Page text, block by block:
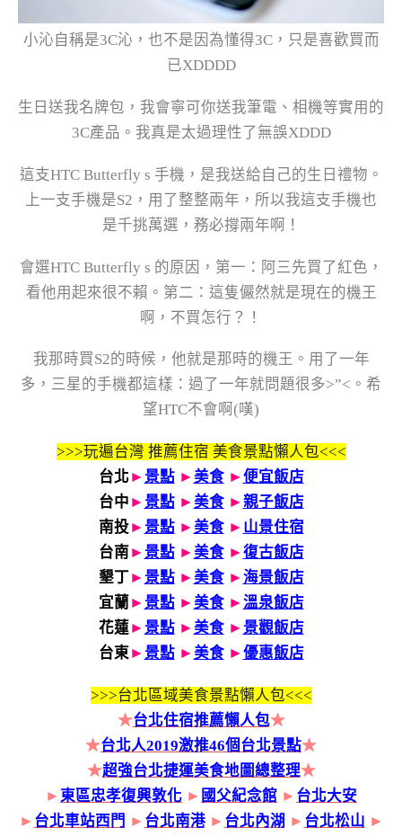
小沁自稱是3C沁，也不是因為懂得3C，只是喜歡買而
已XDDDD
生日送我名牌包，我會寧可你送我筆電、相機等實用的
3C產品。我真是太過理性了無誤XDDD
這支HTC Butterfly s 手機，是我送給自己的生日禮物。
上一支手機是S2，用了整整兩年，所以我這支手機也
是千挑萬選，務必撐兩年啊！
會選HTC Butterfly s 的原因，第一：阿三先買了紅色，
看他用起來很不賴。第二：這隻儼然就是現在的機王
啊，不買怎行？！
我那時買S2的時候，他就是那時的機王。用了一年
多，三星的手機都這樣：過了一年就問題很多>”<。希
望HTC不會啊(嘆)
>>>玩遍台灣 推薦住宿 美食景點懶人包<<<
台北 ► 景點 ► 美食► 便宜飯店
台中 ► 景點 ► 美食► 親子飯店
南投► 景點 ► 美食► 山景住宿
台南 ► 景點 ► 美食► 復古飯店
墾丁 ► 景點 ► 美食► 海景飯店
宜蘭 ► 景點 ► 美食► 溫泉飯店
花蓮► 景點 ► 美食► 景觀飯店
台東► 景點 ► 美食► 優惠飯店
>>>台北區域美食景點懶人包<<<
★台北住宿推薦懶人包★
★台北人2019激推46個台北景點★
★超強台北捷運美食地圖總整理★
► 東區忠孝復興敦化 ► 國父紀念館 ► 台北大安
► 台北車站西門 ► 台北南港 ► 台北內湖 ► 台北松山 ►